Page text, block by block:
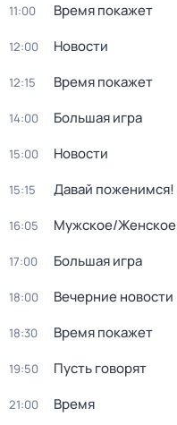
11:00 Время покажет
12:00 Новости
12:15 Время покажет
14:00 Большая игра
15:00 Новости
15:15 Давай поженимся!
16:05 Мужское/Женское
17:00 Большая игра
18:00 Вечерние новости
18:30 Время покажет
19:50 Пусть говорят
21:00 Время